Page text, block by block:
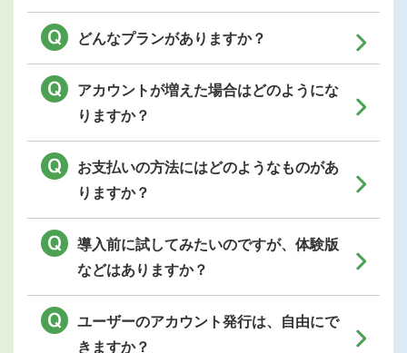
どんなプランがありますか？
アカウントが増えた場合はどのようにな
りますか？
お支払いの方法にはどのようなものがあ
りますか？
導入前に試してみたいのですが、体験版
などはありますか？
ユーザーのアカウント発行は、自由にで
きますか？